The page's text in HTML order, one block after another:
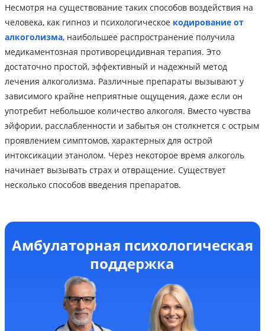
Несмотря на существование таких способов воздействия на
человека, как гипноз и психологическое кодирование от
алкоголизма, наибольшее распространение получила
медикаментозная противорецидивная терапия. Это
достаточно простой, эффективный и надежный метод
лечения алкоголизма. Различные препараты вызывают у
зависимого крайне неприятные ощущения, даже если он
употребит небольшое количество алкоголя. Вместо чувства
эйфории, расслабленности и забытья он столкнется с острым
проявлением симптомов, характерных для острой
интоксикации этанолом. Через некоторое время алкоголь
начинает вызывать страх и отвращение. Существует
несколько способов введения препаратов.
Амбулаторная психологическая
поддержка